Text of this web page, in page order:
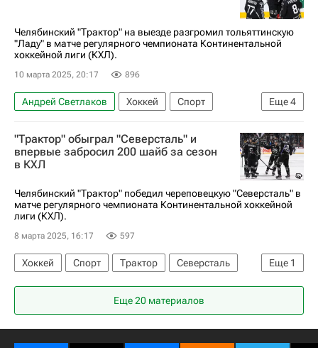
Челябинский "Трактор" на выезде разгромил тольяттинскую
"Ладу" в матче регулярного чемпионата Континентальной
хоккейной лиги (КХЛ).
10 марта 2025, 20:17 896
Еще4
Андрей Светлаков Хоккей
Спорт
Виталий Кравцов
Никита Коростелев
Трактор
Лада
"Трактор" обыграл "Северсталь" и
впервые забросил 200 шайб за сезон
в КХЛ
Челябинский "Трактор" победил череповецкую "Северсталь" в
матче регулярного чемпионата Континентальной хоккейной
лиги (КХЛ).
8 марта 2025, 16:17 597
Еще 1
Хоккей Спорт Трактор
Северсталь
КХЛ 2025-2026
Еще 20 материалов